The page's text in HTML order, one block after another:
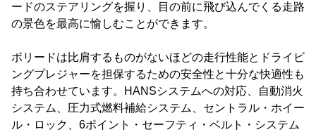
ードのステアリングを握り、目の前に飛び込んでくる走路
の景色を最高に愉しむことができます。
ボリードは比肩するものがないほどの走行性能とドライビ
ングプレジャーを担保するための安全性と十分な快適性も
持ち合わせています。HANSシステムへの対応、自動消火
システム、圧力式燃料補給システム、セントラル・ホイー
ル・ロック、6ポイント・セーフティ・ベルト・システム